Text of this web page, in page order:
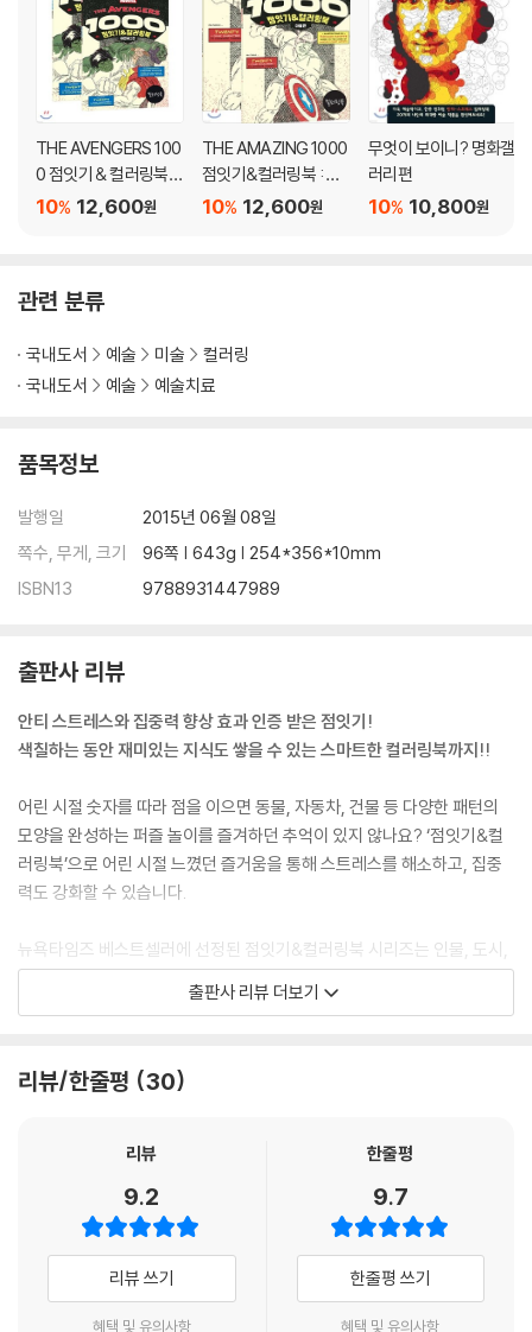
THE AVENGERS 100
0 점잇기 & 컬러링북
어벤져스편12,600원
10%
THE AMAZING 1000
점잇기&컬러링북 : 마
블편 12,600원
10%
무엇이 보이니? 명화갤
러리편
10,800원
10%
관련 분류
국내도서 예술 미술
컬러링
국내도서
예술 예술치료
품목정보
발행일
2015년 06월 08일
쪽수, 무게, 크기
96쪽 | 643g | 254*356*10mm
ISBN13
9788931447989
출판사 리뷰
안티 스트레스와 집중력 향상 효과 인증 받은 점잇기!
색칠하는 동안 재미있는 지식도 쌓을 수 있는 스마트한 컬러링북까지!!
어린 시절 숫자를 따라 점을 이으면 동물, 자동차, 건물 등 다양한 패턴의
모양을 완성하는 퍼즐 놀이를 즐겨하던 추억이 있지 않나요? ‘점잇기&컬
러링북’으로 어린 시절 느꼈던 즐거움을 통해 스트레스를 해소하고, 집중
력도 강화할 수 있습니다.
뉴욕타임즈 베스트셀러에 선정된 점잇기&컬러링북 시리즈는 인물, 도시,
동물, 명화 총 4권으로 구성되어 있습니다. 또한 ‘한국 집중력 센터’에서 시
각정보 처리속도와 지속적 집중력 향상 테스트를 인증 받았고, 미국에서는
점잇기&컬러링북 시리즈 중 ‘인물편’은 국내에서도 인기 있는 찰리 채플
다. 점잇기 도서에서 완성한 작품들로 구성된 컬러링북까지 제공하여 밋밋
겨 있어 색칠을 하는 동안 지식을 쌓을 수 있습니다.
점잇기는 1,000개의 점으로 이루어진 도안의 1번부터 1,000번까지 번호
를 따라 순서대로 점을 이으면 훌륭한 예술 작품이 완성됩니다. 100번 단
위로 점의 색이 구분되어 쉽게 점을 이어 나갈 수 있고, 점을 잇는 동안 어
출판사 리뷰 더보기
리뷰/한줄평 30
리뷰
9.2
리뷰 쓰기
혜택 및 유의사항
한줄평
9.7
한줄평 쓰기
혜택 및 유의사항